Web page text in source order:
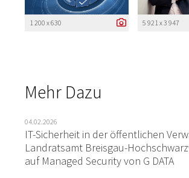
1 200 x 630 5 921 x 3 947
Mehr Dazu
04.02.2026
IT-Sicherheit in der öffentlichen
Landratsamt Breisgau-
auf Managed Security von G DATA